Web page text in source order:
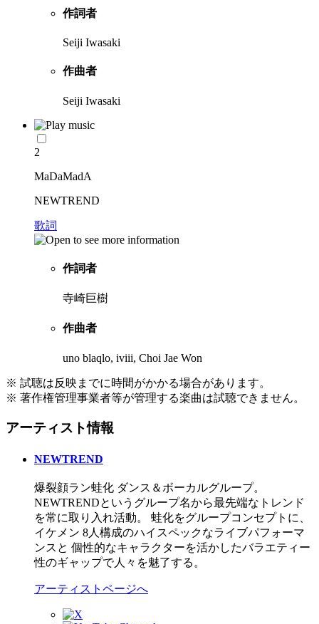
作詞者
Seiji Iwasaki
作曲者
Seiji Iwasaki
2
MaDaMadA
NEWTREND
歌詞
作詞者
寺崎巨樹
作曲者
uno blaqlo, iviii, Choi Jae Won
※ 試聴は反映までに時間がかかる場合があります。
※ 著作権管理事業者等が管理する楽曲は試聴できません。
アーティスト情報
NEWTREND
爆裂顔ラン蛙化 ダンス＆ボーカルグループ。
NEWTRENDというグループ名から最先端なトレンド
を常に取り入れ活動。 蛙化をグループコンセプトに、
イケメン 8人構成のハイスペックなライブパフォーマ
ンスと 個性的なキャラクターを活かしたバラエティー
性のギャップで人々を魅了する。
アーティストページへ